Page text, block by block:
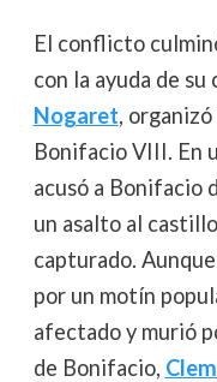
El conflicto
con la ayuda de su
Nogaret,
Bonifacio VIII. En
acusó a Bonifacio
un asalto al
capturado.
por un motín
afectado y murió
de Bonifacio,